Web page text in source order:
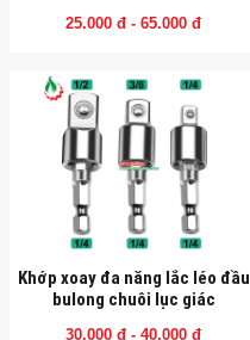
25.000 đ - 65.000 đ
Khớp xoay đa năng lắc léo đầu
bulong chuôi lục giác
30.000 đ - 40.000 đ